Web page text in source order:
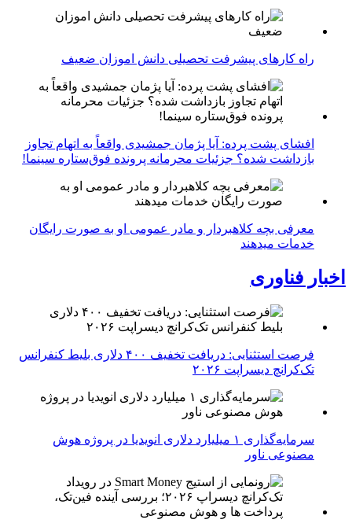
راه کارهای پیشرفت تحصیلی دانش اموزان ضعیف
افشای پشت پرده: آیا پژمان جمشیدی واقعاً به اتهام تجاوز
بازداشت شده؟ جزئیات محرمانه پرونده فوق‌ستاره سینما!
معرفی بچه کلاهبردار و مادر عمومی او به صورت رایگان
خدمات میدهند
اخبار فناوری
فرصت استثنایی: دریافت تخفیف ۴۰۰ دلاری بلیط کنفرانس
تک‌کرانچ دیسراپت ۲۰۲۶
سرمایه‌گذاری ۱ میلیارد دلاری انویدیا در پروژه هوش
مصنوعی ناور